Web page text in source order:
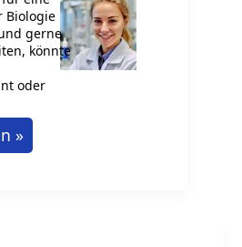
Biologie
gerne
könnte
oder
»